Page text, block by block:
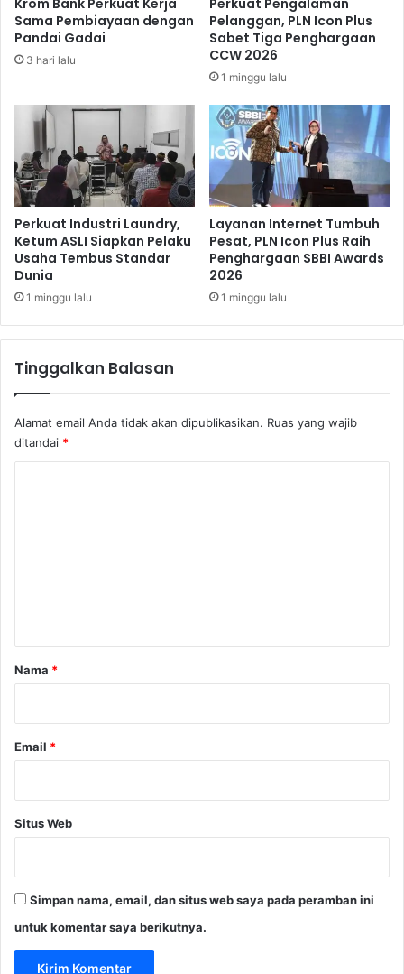
r
b
a
r
2
3
e
r
e
a
T
e
r
t
i
b
k
a
s
a
T
u
m
Sama Pembiayaan dengan
Pandai Gadai
3 hari lalu
Pelanggan, PLN Icon Plus
Sabet Tiga Penghargaan
CCW 2026
1 minggu lalu
Perkuat Industri Laundry,
Ketum ASLI Siapkan Pelaku
Usaha Tembus Standar
Dunia
1 minggu lalu
Layanan Internet Tumbuh
Pesat, PLN Icon Plus Raih
Penghargaan SBBI Awards
2026
1 minggu lalu
Tinggalkan Balasan
Alamat email Anda tidak akan dipublikasikan. Ruas yang wajib
ditandai *
rNama *
Email *
Situs Web
Simpan nama, email, dan situs web saya pada peramban ini
untuk komentar saya berikutnya.